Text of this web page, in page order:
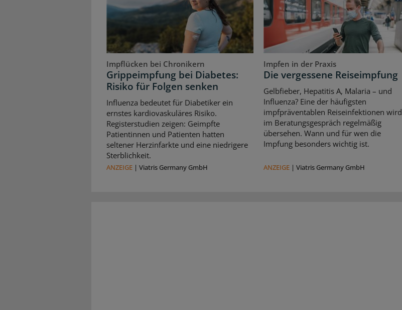
Impflücken bei Chronikern
Grippeimpfung bei Diabetes:
Risiko für Folgen senken
Influenza bedeutet für Diabetiker ein
ernstes kardiovaskuläres Risiko.
Registerstudien zeigen: Geimpfte
Patientinnen und Patienten hatten
seltener Herzinfarkte und eine niedrigere
Sterblichkeit.
ANZEIGE | Viatris Germany GmbH
Impfen in der Praxis
Die vergessene Reiseimpfung
Gelbfieber, Hepatitis A, Malaria – und
Influenza? Eine der häufigsten
impfpräventablen Reiseinfektionen wird
im Beratungsgespräch regelmäßig
übersehen. Wann und für wen die
Impfung besonders wichtig ist.
ANZEIGE |Viatris Germany GmbH